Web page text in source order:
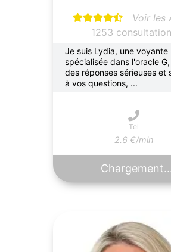
Voir les
1253
Je suis Lydia, une voyante
spécialisée dans l'oracle
des réponses sérieuses et
à vos questions, ...
Tel
2.6 €/min